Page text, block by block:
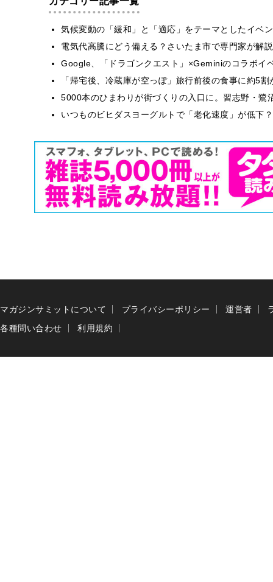
気候変動の「緩和」と「適応」をテーマとしたイベ
電気代高騰にどう備える？さいたま市で専門家が解
Google、「ドラゴンクエスト」×Geminiのコラボイ
「帰宅後、冷蔵庫が空っぽ」旅行前後の食事に約5
5000本のひまわりが街づくりの入口に。習志野・
いつものビヒダスヨーグルトで「老化速度」が低
マガジンサミットについて プライバシーポリシー 運営者
各種問い合わせ
利用規約